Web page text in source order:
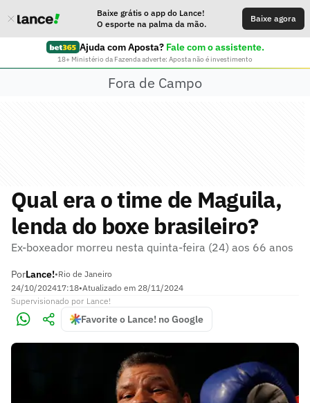
Baixe grátis o app do Lance!
O esporte na palma da mão.
Baixe agora
Ajuda com Aposta? Fale com o assistente.
18+ Ministério da Fazenda adverte: Aposta não é investimento
Fora de Campo
Qual era o time de Maguila,
lenda do boxe brasileiro?
Ex-boxeador morreu nesta quinta-feira (24) aos 66 anos
PorLance!•Rio de Janeiro
24/10/202417:18•Atualizado em 28/11/2024
Supervisionado por Lance!
Favorite o Lance! no Google